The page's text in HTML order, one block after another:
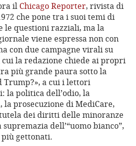
il Chicago Reporter, rivista di
che pone tra i suoi temi di
le questioni razziali, ma la
viene espressa non con
con due campagne virali su
la redazione chiede ai propri
più grande paura sotto la
Trump?», a cui i lettori
la politica dell’odio, la
la prosecuzione di MediCare,
dei diritti delle minoranze
dell’“uomo bianco”,
gettonati.